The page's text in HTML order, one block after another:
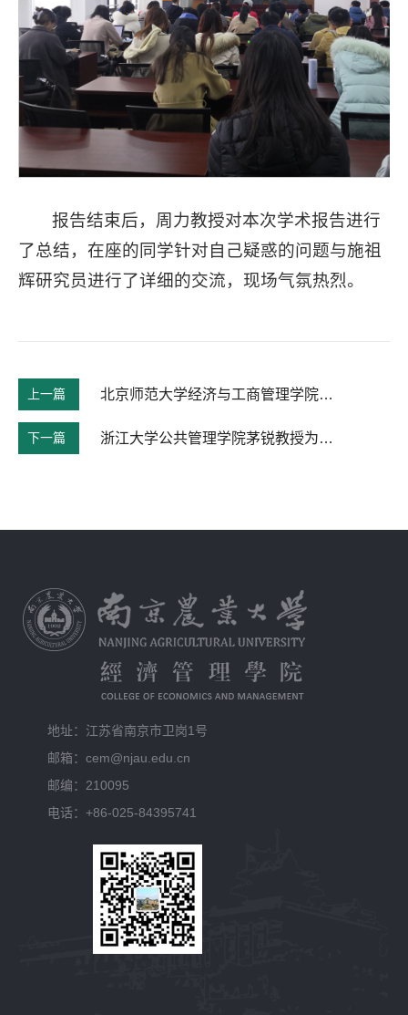
报告结束后，周力教授对本次学术报告进行
了总结，在座的同学针对自己疑惑的问题与施祖
辉研究员进行了详细的交流，现场气氛热烈。
上一篇 北京师范大学经济与工商管理学院副院长蔡宏波教授来我院作报告
下一篇 浙江大学公共管理学院茅锐教授为我院师生作报告
地址：江苏省南京市卫岗1号
邮箱：cem@njau.edu.cn
邮编：210095
电话：+86-025-84395741